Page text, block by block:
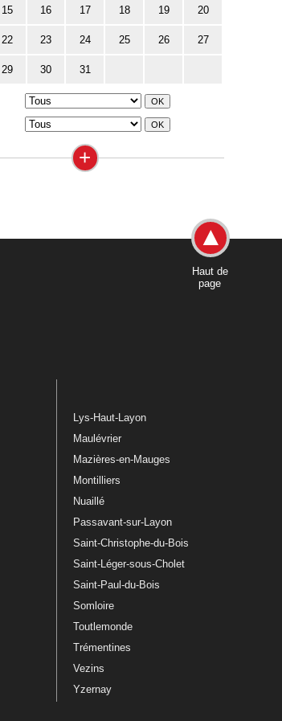
15 16 17 18 19 20
22 23 24 25 26 27
29 30 31
+
Haut de
page
Lys-Haut-Layon
Maulévrier
Mazières-en-Mauges
Montilliers
Nuaillé
Passavant-sur-Layon
Saint-Christophe-du-Bois
Saint-Léger-sous-Cholet
Saint-Paul-du-Bois
Somloire
Toutlemonde
Trémentines
Vezins
Yzernay